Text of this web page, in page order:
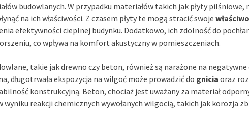
budowlanych. W przypadku materiałów takich jak płyty pilśniowe,
na ich właściwości. Z czasem płyty te mogą stracić swoje
efektywności cieplnej budynku. Dodatkowo, ich zdolność do
co wpływa na komfort akustyczny w pomieszczeniach.
takie jak drewno czy beton, również są narażone na negatywne
długotrwała ekspozycja na wilgoć może prowadzić do gnicia oraz
konstrukcyjną. Beton, chociaż jest uważany za materiał
wyniku reakcji chemicznych wywołanych wilgocią, takich jak korozja